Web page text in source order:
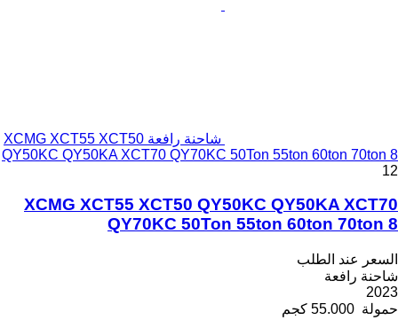
شاحنة رافعة XCMG XCT55 XCT50
QY50KC QY50KA XCT70 QY70KC 50Ton 55ton 60ton 70ton 8
12
XCMG XCT55 XCT50 QY50KC QY50KA XCT70
QY70KC 50Ton 55ton 60ton 70ton 8
السعر عند الطلب
شاحنة رافعة
2023
حمولة 55.000 كجم